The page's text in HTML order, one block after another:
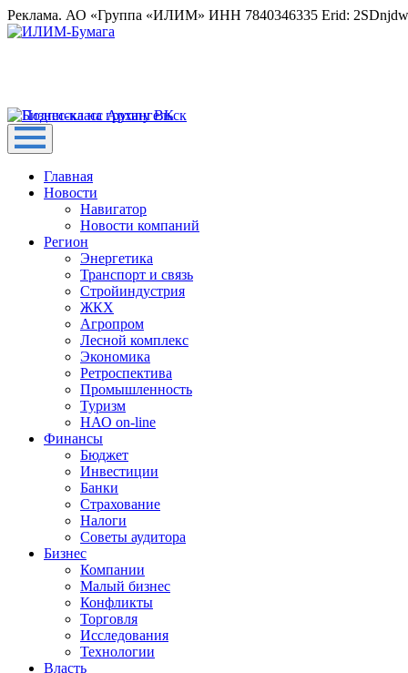
Реклама. АО «Группа «ИЛИМ» ИНН 7840346335 Erid:
Главная
Новости
Навигатор
Новости компаний
Регион
Энергетика
Транспорт и связь
Стройиндустрия
ЖКХ
Агропром
Лесной комплекс
Экономика
Ретроспектива
Промышленность
Туризм
НАО on-line
Финансы
Бюджет
Инвестиции
Банки
Страхование
Налоги
Советы аудитора
Бизнес
Компании
Малый бизнес
Конфликты
Торговля
Исследования
Технологии
Власть